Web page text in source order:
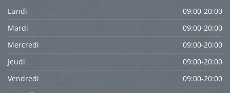
Lundi
09:00-20:00
Mardi
09:00-20:00
Mercredi
09:00-20:00
Jeudi
09:00-20:00
Vendredi
09:00-20:00